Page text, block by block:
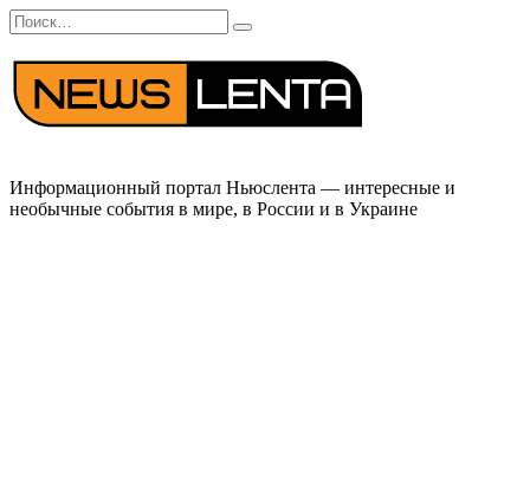
Перейти
к
содержанию
Search
for:
Информационный портал Ньюслента — интересные и
необычные события в мире, в России и в Украине